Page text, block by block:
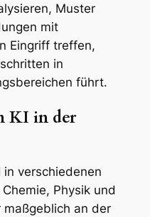
Muster
mit
Eingriff treffen,
in
führt.
KI in der
in verschiedenen
Physik und
maßgeblich an der